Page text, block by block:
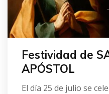
Festividad de
APÓSTOL
El día 25 de julio se